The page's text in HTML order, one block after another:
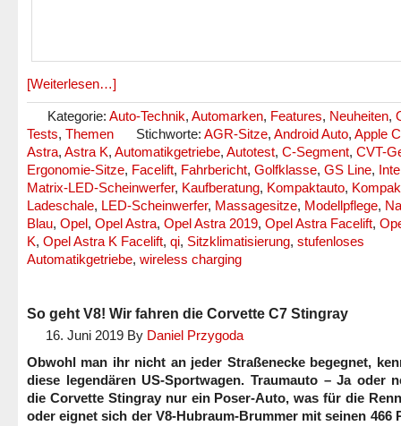
[Weiterlesen…]
Kategorie: Auto-Technik, Automarken, Features, Neuheiten,
Tests, Themen Stichworte: AGR-Sitze, Android Auto, Apple
Astra, Astra K, Automatikgetriebe, Autotest, C-Segment, CVT-
Ergonomie-Sitze, Facelift, Fahrbericht, Golfklasse, GS Line,
Matrix-LED-Scheinwerfer, Kaufberatung, Kompaktauto,
Ladeschale, LED-Scheinwerfer, Massagesitze, Modellpflege,
Blau, Opel, Opel Astra, Opel Astra 2019, Opel Astra Facelift,
K, Opel Astra K Facelift, qi, Sitzklimatisierung, stufenloses
Automatikgetriebe, wireless charging
So geht V8! Wir fahren die Corvette C7 Stingray
16. Juni 2019 By Daniel Przygoda
Obwohl man ihr nicht an jeder Straßenecke begegnet,
diese legendären US-Sportwagen. Traumauto – Ja oder
die Corvette Stingray nur ein Poser-Auto, was für die
oder eignet sich der V8-Hubraum-Brummer mit seinen 466